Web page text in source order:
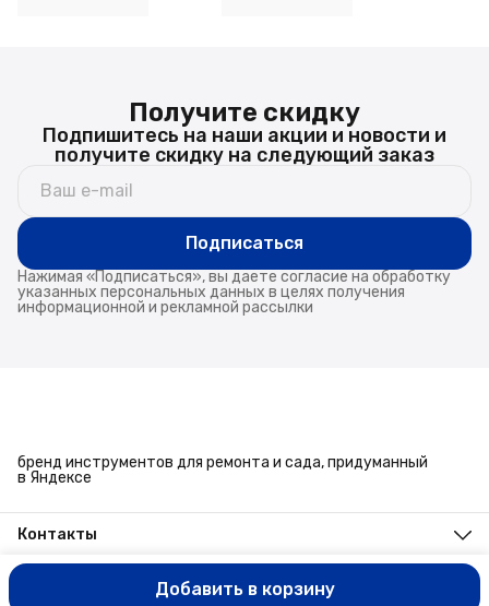
Добавить в корзину
Получите скидку
Подпишитесь на наши акции и новости и
получите скидку на следующий заказ
Подписаться
Нажимая «Подписаться», вы даете согласие на обработку
указанных персональных данных в целях получения
информационной и рекламной рассылки
бренд инструментов для ремонта и сада, придуманный
в Яндексе
Контакты
Адрес
г. Челябинск, ул. Энтузиастов, 27
ООО ИМЭКС © Все права защищеныОплатаДоставка